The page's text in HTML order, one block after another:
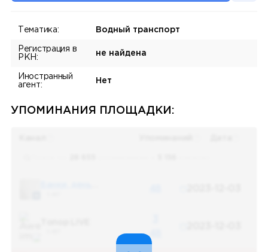
Тематика: Водный транспорт
Регистрация в
РКН:
не найдена
Иностранный
агент:
Нет
УПОМИНАНИЯ ПЛОЩАДКИ:
48